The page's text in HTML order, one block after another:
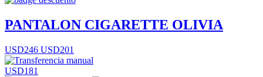
PANTALON CIGARETTE OLIVIA
USD246 USD201
USD181